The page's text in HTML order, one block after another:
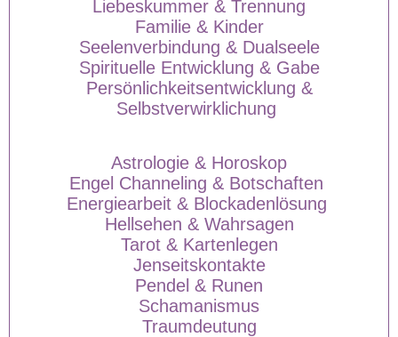
Liebeskummer & Trennung
Familie & Kinder
Seelenverbindung & Dualseele
Spirituelle Entwicklung & Gabe
Persönlichkeitsentwicklung &
Selbstverwirklichung
Astrologie & Horoskop
Engel Channeling & Botschaften
Energiearbeit & Blockadenlösung
Hellsehen & Wahrsagen
Tarot & Kartenlegen
Jenseitskontakte
Pendel & Runen
Schamanismus
Traumdeutung